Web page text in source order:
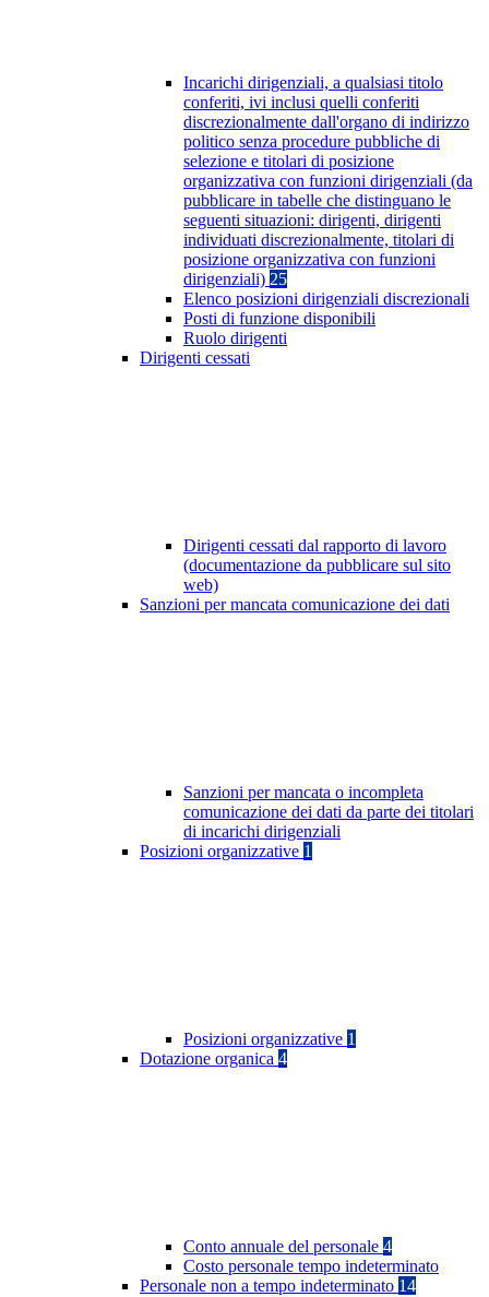
Incarichi dirigenziali, a qualsiasi titolo
conferiti, ivi inclusi quelli conferiti
discrezionalmente dall'organo di indirizzo
politico senza procedure pubbliche di
selezione e titolari di posizione
organizzativa con funzioni dirigenziali (da
pubblicare in tabelle che distinguano le
seguenti situazioni: dirigenti, dirigenti
individuati discrezionalmente, titolari di
posizione organizzativa con funzioni
dirigenziali) 25
Elenco posizioni dirigenziali discrezionali
Posti di funzione disponibili
Ruolo dirigenti
Dirigenti cessati
Dirigenti cessati dal rapporto di lavoro
(documentazione da pubblicare sul sito
web)
Sanzioni per mancata comunicazione dei dati
Sanzioni per mancata o incompleta
comunicazione dei dati da parte dei titolari
di incarichi dirigenziali
Posizioni organizzative 1
Posizioni organizzative 1
Dotazione organica 4
Conto annuale del personale 4
Costo personale tempo indeterminato
Personale non a tempo indeterminato 14